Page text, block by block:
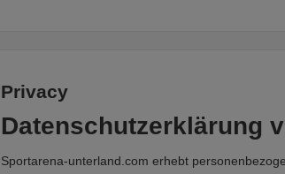
Privacy
Datenschutzerklärung
Sportarena-unterland.com erhebt